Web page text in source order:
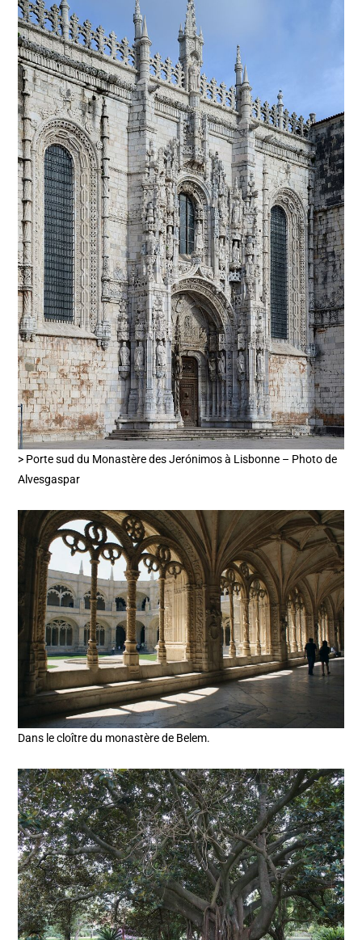
> Porte sud du Monastère des Jerónimos à Lisbonne – Photo de
Alvesgaspar
Dans le cloître du monastère de Belem.